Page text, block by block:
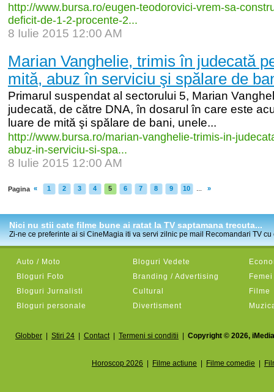
http://www.bursa.ro/eugen-teodorovici-vrem-sa-
deficit-de-1-2-procente-2...
8 Iulie 2015 12:00 AM
Marian Vanghelie, trimis în judecată
mită, abuz în serviciu şi spălare de
Primarul suspendat al sectorului 5, Marian
judecată, de către DNA, în dosarul în care este
luare de mită şi spălare de bani, unele...
http://www.bursa.ro/marian-vanghelie-trimis-in-
abuz-in-serviciu-si-spa...
8 Iulie 2015 12:00 AM
Pagina « 1 2 3 4 5 6 7 8 9 10 »
Nici nu stii cate filme bune ai ratat la TV saptamana trecuta...
Zi-ne ce preferinte ai si CineMagia iti va servi zilnic pe mail Recomandari TV
Auto / Moto
Bloguri Foto
Bloguri Jurnalisti
Bloguri personale
Bloguri Vedete
Branding / Advertising
Cultural
Divertisment
Femei
Filme
Globber Stiri 24 Contact| Termeni si conditii Copyright © 2026,
Horoscop 2026 Filme actiune Filme comedie